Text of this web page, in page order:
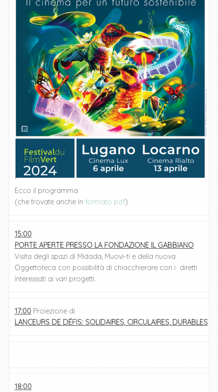
Ecco il programma
(che trovate anche in formato pdf)
15:00
PORTE APERTE PRESSO LA FONDAZIONE IL GABBIANO
Visita degli spazi di Midada, Muovi-ti e della nuova
Oggettoteca con possibilità di chiacchierare con i diretti
interessati ai vari progetti.
17:00Proiezione di
LANCEURS DE DÉFIS: SOLIDAIRES, CIRCULAIRES, DURABLES
18:00